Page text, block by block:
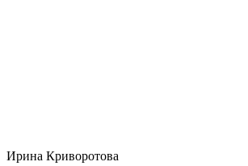
Ирина Криворотова